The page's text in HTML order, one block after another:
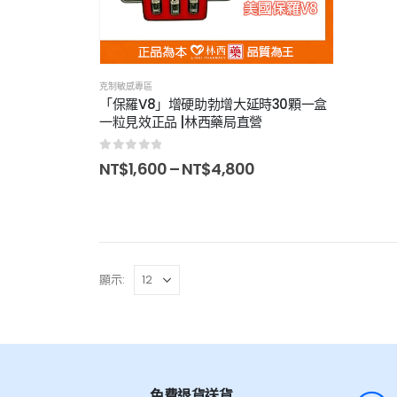
克制敏感專區
「保羅V8」增硬助勃增大延時30顆一盒
一粒見效正品 |林西藥局直營
out of 5
NT$1,600–NT$4,800
顯示: